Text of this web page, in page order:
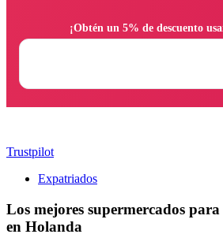
Trustpilot
Expatriados
Los mejores supermercados
en Holanda